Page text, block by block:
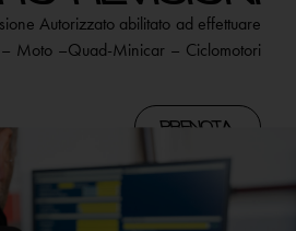
Autorizzato abilitato ad effettuare
Moto –Quad-Minicar – Ciclomotori
PRENOTA